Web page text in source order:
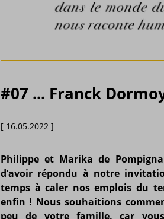
#07 ... Franck
[ 16.05.2022 ]
Philippe et Marika de
d’avoir répondu à notre
temps à caler nos emplois du
enfin ! Nous souhaitions
peu de votre famille, car